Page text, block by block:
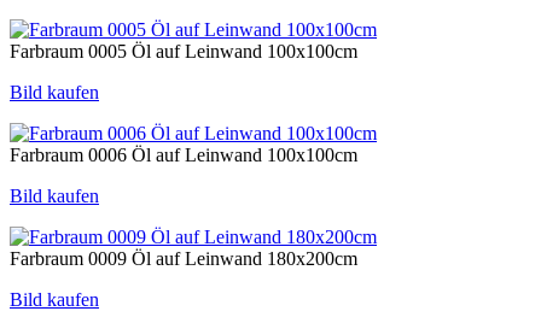
Farbraum 0005 Öl auf Leinwand 100x100cm
Bild kaufen
Farbraum 0006 Öl auf Leinwand 100x100cm
Bild kaufen
Farbraum 0009 Öl auf Leinwand 180x200cm
Bild kaufen